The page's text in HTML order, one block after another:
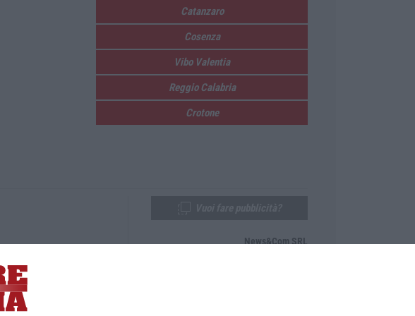
Catanzaro
Cosenza
Vibo Valentia
Reggio Calabria
Crotone
News&Com SRL